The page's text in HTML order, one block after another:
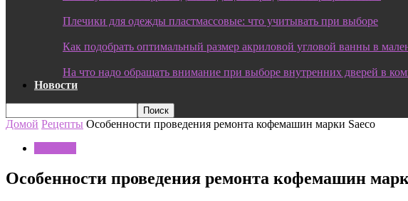
Плечики для одежды пластмассовые: что учитывать при выборе
Как подобрать оптимальный размер акриловой угловой ванны в
На что надо обращать внимание при выборе внутренних дверей в
Новости
Домой Рецепты Особенности проведения ремонта кофемашин марки Saeco
Особенности проведения ремонта кофемашин